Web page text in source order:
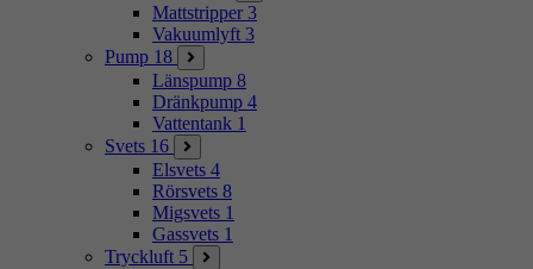
Mattstripper 3
Vakuumlyft 3
Pump 18
Länspump 8
Dränkpump 4
Vattentank 1
Svets 16
Elsvets 4
Rörsvets 8
Migsvets 1
Gassvets 1
Tryckluft 5